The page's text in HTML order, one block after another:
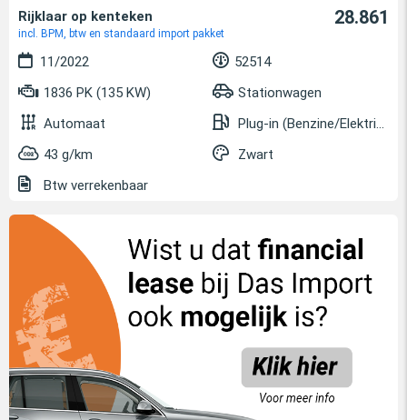
Rijklaar op kenteken
incl. BPM, btw en standaard import pakket
28.861
11/2022
52514
1836 PK (135 KW)
Stationwagen
Automaat
Plug-in (Benzine/Elektrisch)
43 g/km
Zwart
Btw verrekenbaar